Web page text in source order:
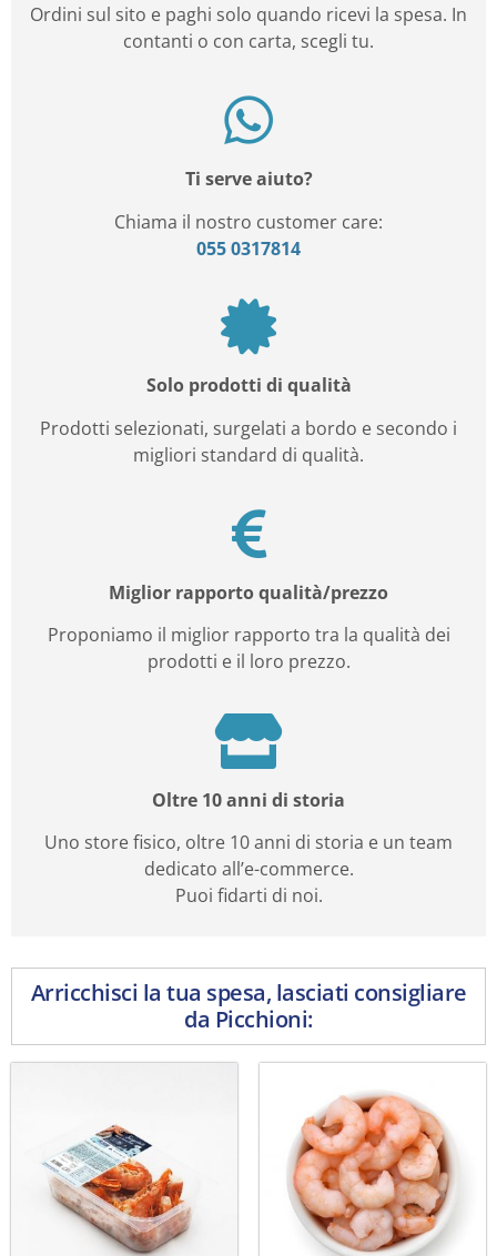
Ordini sul sito e paghi solo quando ricevi la spesa. In
contanti o con carta, scegli tu.
Ti serve aiuto?
Chiama il nostro customer care:
055 0317814
Solo prodotti di qualità
Prodotti selezionati, surgelati a bordo e secondo i
migliori standard di qualità.
Miglior rapporto qualità/prezzo
Proponiamo il miglior rapporto tra la qualità dei
prodotti e il loro prezzo.
Oltre 10 anni di storia
Uno store fisico, oltre 10 anni di storia e un team
dedicato all’e-commerce.
Puoi fidarti di noi.
Arricchisci la tua spesa, lasciati consigliare
da Picchioni: